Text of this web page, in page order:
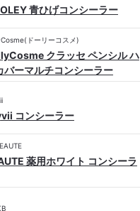
青ひげコンシーラー
ドーリーコスメ)
クラッセ ペンシル ハ
バーマルチコンシーラー
コンシーラー
薬用ホワイト コンシーラ